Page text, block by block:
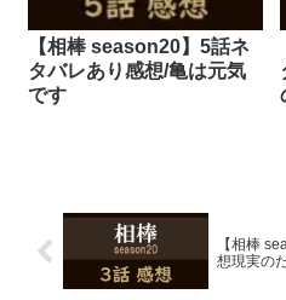
【相棒 season20】5話ネ
タバレあり感想/亀は元気
です
【相棒
想現実の